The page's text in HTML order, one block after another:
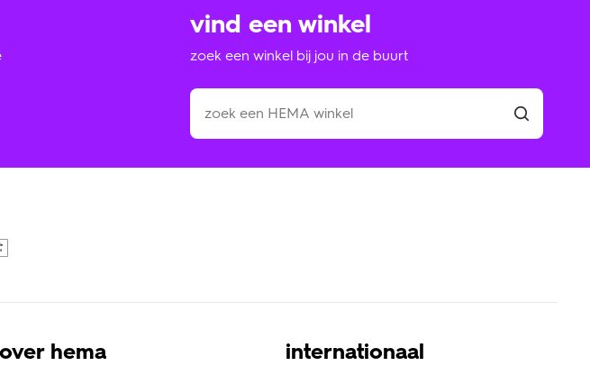
vind een winkel
zoek een winkel bij jou in de buurt
over hema internationaal